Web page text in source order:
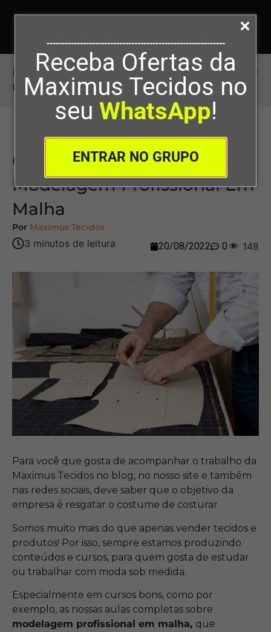
-----------------------------------------------------------
Receba Ofertas da
Maximus Tecidos no
seu WhatsApp!
ENTRAR NO GRUPO
Início>Curso Online De Modelagem Profissional
Em Malha
Curso Online De
Modelagem Profissional Em
Malha
Por Maximus Tecidos
20/08/2022 0 148
Para você que gosta de acompanhar o trabalho da
Maximus Tecidos no blog, no nosso site e também
nas redes sociais, deve saber que o objetivo da
empresa é resgatar o costume de costurar.
Somos muito mais do que apenas vender tecidos e
produtos! Por isso, sempre estamos produzindo
conteúdos e cursos, para quem gosta de estudar
ou trabalhar com moda sob medida.
Especialmente em cursos bons, como por
exemplo, as nossas aulas completas sobre
modelagem profissional em malha, que